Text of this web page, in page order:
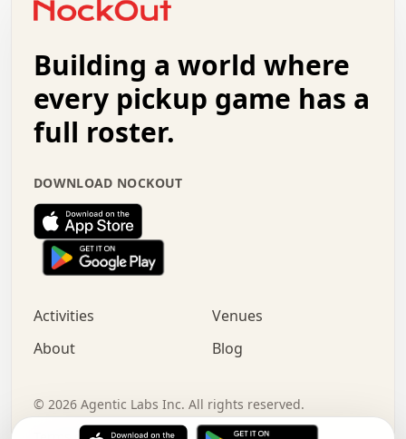
+   .   .   .   .   .   .   .   .   .   +   .   .
.   .   .   .   .   .   .   .   .   .   .   :   .
.   .   .   .   +   .   .   .   .   .   .   .   +
.   :   .   .   .   .   .   .   .   .   o   .   .
.   .   x   .   .   .   .   .   .   :   .   .   o
.   .   .   .   :   .   .   .   .   o   .   .   .
.   .   .   .   .   .   .   :   .   .   .   .   .
.   .   .   .   .   .   .   +   .   .   x   .   .
.   .   .   .   .   :   +   .   .   .   .   .   o
.   .   .   .   .   .   .   .   .   .   .   .   .
.   .   :   o   .   .   .   .   .   .   .   +   .
.   o   .   .   .   .   x   .   .   .   .   .   .
+   .   o   .   .   .   .   o   .   .   .   .
.   +   .   .   .   .   .   .   .   .   :   .   x
.   .   .   .   .   .   .   .   .   .   .   .   .   .
Building a world where
every pickup game has a
full roster.
DOWNLOAD NOCKOUT
Activities
Venues
About
Blog
© 2026 Agentic Labs Inc. All rights reserved.